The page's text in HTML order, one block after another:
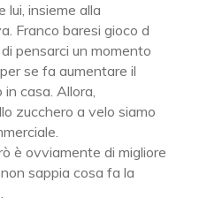
lui, insieme alla
Franco baresi gioco d
pensarci un momento
se fa aumentare il
casa. Allora,
zucchero a velo siamo
è ovviamente di migliore
sappia cosa fa la